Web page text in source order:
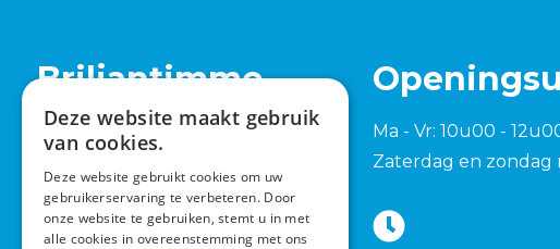
Briljantimmo
Tervuursesteenweg 762
+32 15 420 277
info@briljantimmo.be
Ma - Vr: 10u00 -
Zaterdag en zondag
Deze website maakt gebruik
van cookies.
Deze website gebruikt cookies om uw
gebruikerservaring te verbeteren. Door
onze website te gebruiken, stemt u in met
alle cookies in overeenstemming met ons